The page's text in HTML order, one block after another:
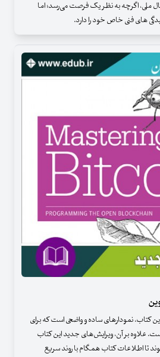
ملی، اگرچه به نظر یک فرصت می‌رسد؛ اما
های فنی خاص خود را دارد.
کتاب، نمودارهای ساده‌ و واضحی است که برای
علاوه بر آن، ویرایش‌های جدید این کتاب
تا اطلاعات کتاب همگام با روند سریع